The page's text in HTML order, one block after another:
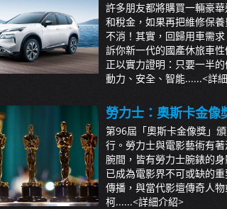
許多朋友都將購買一輛豪
和稅金，如果再把維修保
不消！其實，回歸用車需
訴你新一代的國產休旅車
正以實力證明：只要一半
動力、安全、智能......<詳
勞力士：奧斯卡金像
第96屆「奧斯卡金像獎」
行。勞力士與電影藝術有
腕間，皆有勞力士腕錶的
已成為電影界不可或缺的
傳播，與當代影壇傳奇人
柯......<詳細介紹>